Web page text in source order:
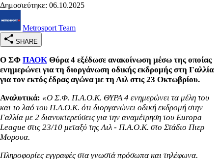
Δημοσιεύτηκε: 06.10.2025
Metrosport Team
SHARE
Ο ΣΦ ΠΑΟΚ Θύρα 4 εξέδωσε ανακοίνωση μέσω της οποίας
ενημερώνει για τη διοργάνωση οδικής εκδρομής στη Γαλλία
για τον εκτός έδρας αγώνα με τη Λιλ στις 23 Οκτωβρίου.
Αναλυτικά: «Ο Σ.Φ. Π.Α.Ο.Κ. ΘΥΡΑ 4 ενημερώνει τα μέλη του
και το λαό του Π.Α.Ο.Κ. ότι διοργανώνει οδική εκδρομή στην
Γαλλία με 2 διανυκτερεύσεις για την αναμέτρηση του Europa
League στις 23/10 μεταξύ της Λιλ - Π.Α.Ο.Κ. στο Στάδιο Πιερ
Μορουα.
Πληροφορίες εγγραφές στα γνωστά πρόσωπα και τηλέφωνα.